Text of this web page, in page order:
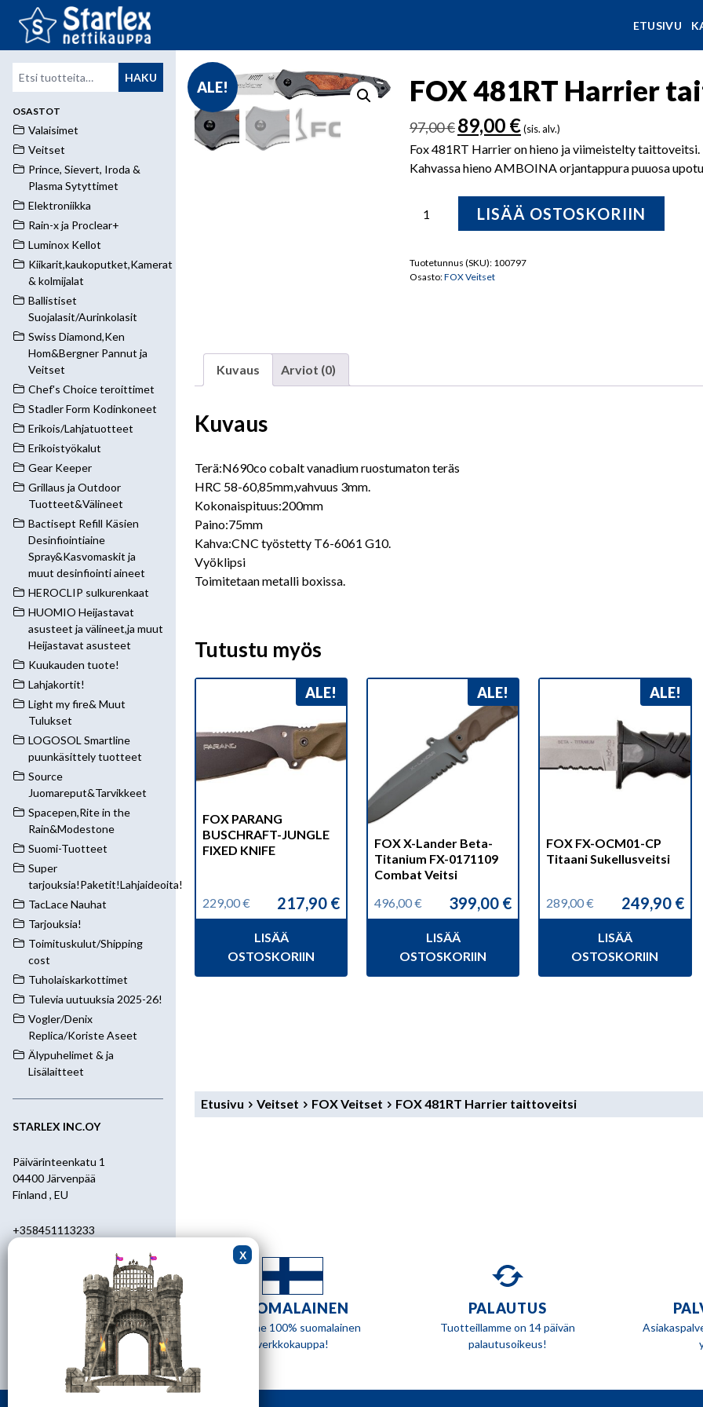
ETUSIVU
Etsi: HAKU
OSASTOT
Valaisimet
Veitset
Prince, Sievert, Iroda &
Plasma Sytyttimet
Elektroniikka
Rain-x ja Proclear+
Luminox Kellot
Kiikarit,kaukoputket,Kamerat
& kolmijalat
Ballistiset
Suojalasit/Aurinkolasit
Swiss Diamond,Ken
Hom&Bergner Pannut ja
Veitset
Chef's Choice teroittimet
Stadler Form Kodinkoneet
Erikois/Lahjatuotteet
Erikoistyökalut
Gear Keeper
Grillaus ja Outdoor
Tuotteet&Välineet
Bactisept Refill Käsien
Desinfiointiaine
Spray&Kasvomaskit ja
muut desinfiointi aineet
HEROCLIP sulkurenkaat
HUOMIO Heijastavat
asusteet ja välineet,ja muut
Heijastavat asusteet
Kuukauden tuote!
Lahjakortit!
Light my fire& Muut
Tulukset
LOGOSOL Smartline
puunkäsittely tuotteet
Source
Juomareput&Tarvikkeet
Spacepen,Rite in the
Rain&Modestone
Suomi-Tuotteet
Super
tarjouksia!Paketit!Lahjaideoita!
TacLace Nauhat
Tarjouksia!
Toimituskulut/Shipping
cost
Tuholaiskarkottimet
Tulevia uutuuksia 2025-26!
Vogler/Denix
Replica/Koriste Aseet
Älypuhelimet & ja
Lisälaitteet
STARLEX INC.OY
Päivärinteenkatu 1
04400 Järvenpää
Finland , EU
+358451113233
starlex@kolumbus.fi
Asiakaspalvelu
ark.klo 08.30-17.00
ALE! FOX 481RT Harrier
97,00€ Alkuperäinen
hinta
oli:
97,00 €.
89,00 €Nykyinen
hinta
on:
89,00 €.
(sis. alv.)
Fox 481RT Harrier on hieno ja viimeistelty taittoveitsi.
Kahvassa hieno AMBOINA orjantappura puuosa
481RT
taittoveitsi
määrä
LISÄÄ OSTOSKORIIN
Tuotetunnus (SKU): 100797
Osasto:FOX Veitset
Kuvaus Arviot (0)
Kuvaus
Terä:N690co cobalt vanadium ruostumaton teräs
HRC 58-60,85mm,vahvuus 3mm.
Kokonaispituus:200mm
Paino:75mm
Kahva:CNC työstetty T6-6061 G10.
Vyöklipsi
Toimitetaan metalli boxissa.
Tutustu myös
ALE!
FOX PARANG
BUSCHRAFT-JUNGLE
FIXED KNIFE
229,00€
Alkuperäinen
229,00 €.
217,90 €
Nykyinen
217,90 €.
LISÄÄ
OSTOSKORIIN
ALE!
FOX X-Lander Beta-
Titanium FX-0171109
Combat Veitsi
496,00€
Alkuperäinen
496,00 €.
399,00 €
Nykyinen
399,00 €.
LISÄÄ
OSTOSKORIIN
ALE!
FOX FX-OCM01-CP
Titaani Sukellusveitsi
289,00€
Alkuperäinen
289,00 €.
249,90 €
Nykyinen
249,90 €.
LISÄÄ
OSTOSKORIIN
Etusivu Veitset FOX Veitset FOX 481RT Harrier taittoveitsi
SUOMALAINEN
Olemme 100% suomalainen
verkkokauppa!
PALAUTUS
Tuotteillamme on 14 päivän
palautusoikeus!